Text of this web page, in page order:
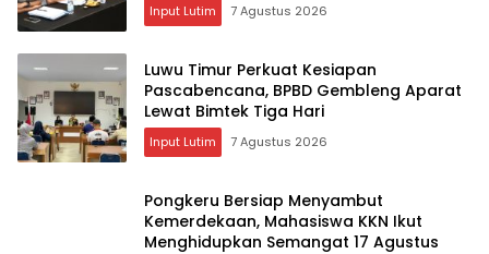
Input Lutim 7 Agustus 2026
Luwu Timur Perkuat Kesiapan
Pascabencana, BPBD Gembleng Aparat
Lewat Bimtek Tiga Hari
Input Lutim 7 Agustus 2026
Pongkeru Bersiap Menyambut
Kemerdekaan, Mahasiswa KKN Ikut
Menghidupkan Semangat 17 Agustus